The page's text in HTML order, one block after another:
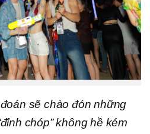
sẽ chào đón những
chóp” không hề kém